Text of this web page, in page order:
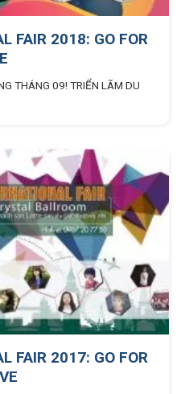
FAIR 2018: GO FOR
THÁNG 09! TRIỂN LÃM DU
FAIR 2017: GO FOR